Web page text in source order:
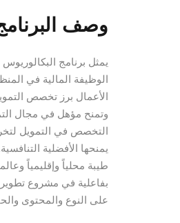
وصف
يمثل برنامج
الوظيفة المالية في
الأعمال برز تخصص
وتمنح مؤهل في مجال
التخصص في التمويل
يمنحها الأفضلية
طيبة محلياً وإقليمياً
بفاعلية في مشروع تطوير
على النوع والمحتوى